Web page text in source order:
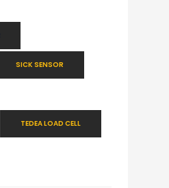
SICK SENSOR
TEDEA LOAD CELL